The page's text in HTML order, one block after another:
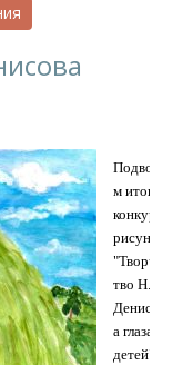
Подводи
м итог
конкурса
рисунков
"Творчес
тво Н.В.
Денисов
а глазами
детей".